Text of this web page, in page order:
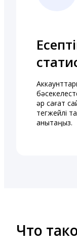
әр сағат
тегжейлі
анықтаңыз.
Что